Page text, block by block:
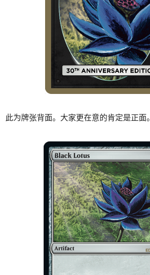
此为牌张背面。大家更在意的肯定是正面。